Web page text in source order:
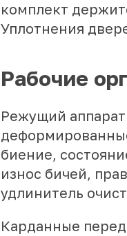
комплект
Уплотнения
Рабочие
Режущий
биение,
износ бичей,
удлинитель
Карданные